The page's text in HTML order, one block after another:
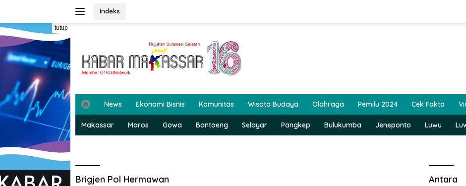
konten
Indeks
tutup
H
o
m
e
News Ekonomi Bisnis Komunitas Wisata Budaya Olahraga Pemilu 2024 Cek Fakta
Makassar Maros Gowa Bantaeng Selayar Pangkep Bulukumba Jeneponto Luwu
Brigjen Pol Hermawan Antara